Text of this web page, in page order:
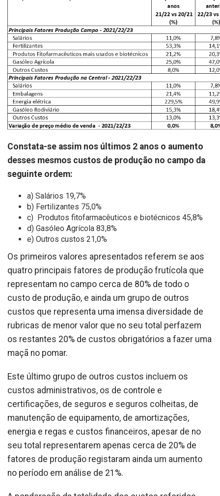
Constata-se assim nos últimos 2 anos o aumento
desses mesmos custos de produção no campo da
seguinte ordem:
a) Salários 19,7%
b) Fertilizantes 75,0%
c) Produtos fitofarmacêuticos e biotécnicos 45,8%
d) Gasóleo Agrícola 83,8%
e) Outros custos 21,0%
Os primeiros valores apresentados referem se aos
quatro principais fatores de produção frutícola que
representam no campo cerca de 80% de todo o
custo de produção, e ainda um grupo de outros
custos que representa uma imensa diversidade de
rubricas de menor valor que no seu total perfazem
os restantes 20% de custos obrigatórios a fazer uma
maçã no pomar.
Este último grupo de outros custos incluem os
custos administrativos, os de controle e
certificações, de seguros e seguros colheitas, de
manutenção de equipamento, de amortizações,
energia e regas e custos financeiros, apesar de no
seu total representarem apenas cerca de 20% de
fatores de produção registaram ainda um aumento
no período em análise de 21%.